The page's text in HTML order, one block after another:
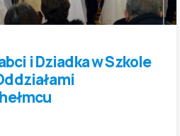
i Dziadka w Szkole